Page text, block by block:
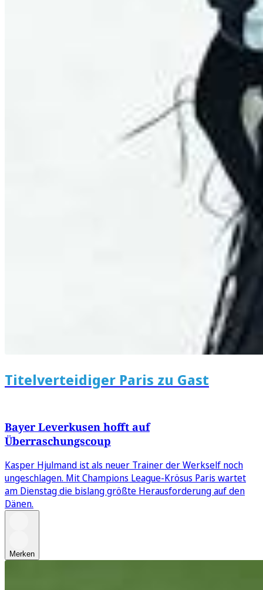
Titelverteidiger Paris zu Gast
Bayer Leverkusen hofft auf
Überraschungscoup
Kasper Hjulmand ist als neuer Trainer der Werkself noch
ungeschlagen. Mit Champions League-Krösus Paris wartet
am Dienstag die bislang größte Herausforderung auf den
Dänen.
Merken